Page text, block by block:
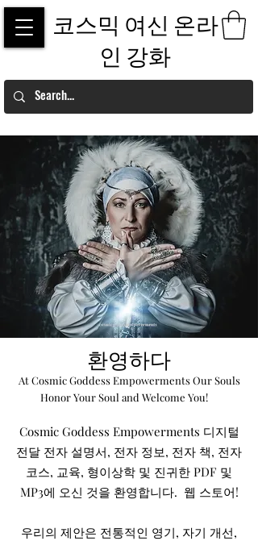
코스믹 여신 온라
인 강화
환영하다
At Cosmic Goddess Empowerments Our Souls
Honor Your Soul and Welcome You!
Cosmic Goddess Empowerments 디지털
전달 전자 설명서, 전자 정보, 전자 책, 전자
코스, 교육, 형이상학 및 진귀한 PDF 및
MP3에 오신 것을 환영합니다. 웹 스토어!
우리의 제안은 전통적인 영기, 자기 개선,